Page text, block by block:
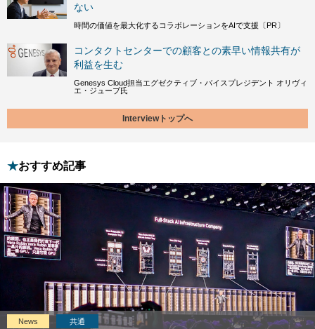
ない
時間の価値を最大化するコラボレーションをAIで支援〔PR〕
コンタクトセンターでの顧客との素早い情報共有が
利益を生む
Genesys Cloud担当エグゼクティブ・バイスプレジデント オリヴィ
エ・ジューブ氏
Interviewトップへ
おすすめ記事
News 共通